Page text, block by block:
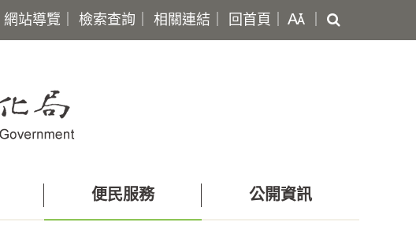
網站導覽 檢索查詢 相關連結 回首頁
尋
便民服務 公開資訊